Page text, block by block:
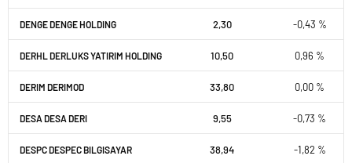
DENGE DENGE HOLDING 2,30 -0,43 %
DERHL DERLUKS YATIRIM HOLDING 10,50 0,96 %
DERIM DERIMOD 33,80 0,00 %
DESA DESA DERI 9,55 -0,73 %
DESPC DESPEC BILGISAYAR 38,94 -1,82 %